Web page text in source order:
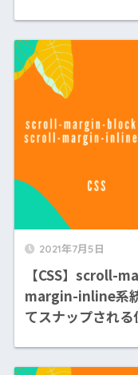
2021年7月5日
【CSS】scroll-
margin-inline系
てスナップされ